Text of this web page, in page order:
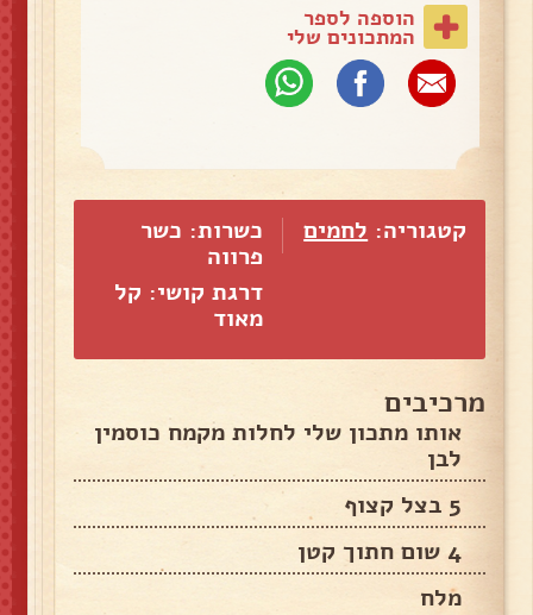
הוספה לספר
המתכונים שלי
קטגוריה: לחמים
כשרות: כשר
פרווה
דרגת קושי: קל
מאוד
מרכיבים
אותו מתכון שלי לחלות מקמח כוסמין
לבן
5 בצל קצוף
4 שום חתוך קטן
מלח